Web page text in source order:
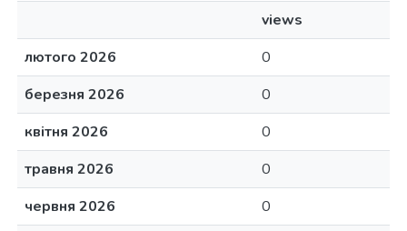
views
лютого 2026
0
березня 2026
0
квітня 2026
0
травня 2026
0
червня 2026
0